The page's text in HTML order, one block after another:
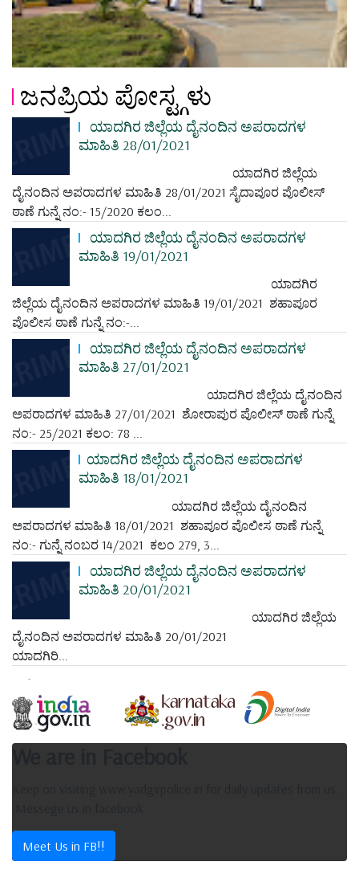
ಜನಪ್ರಿಯ ಪೋಸ್ಟ್ಗಳು
ಯಾದಗಿರ ಜಿಲ್ಲೆಯ ದೈನಂದಿನ ಅಪರಾದಗಳ
ಮಾಹಿತಿ 28/01/2021
ಯಾದಗಿರ ಜಿಲ್ಲೆಯ
ದೈನಂದಿನ ಅಪರಾದಗಳ ಮಾಹಿತಿ 28/01/2021 ಸೈದಾಪೂರ ಪೊಲೀಸ್
ಠಾಣೆ ಗುನ್ನೆ ನಂ:- 15/2020 ಕಲಂ...
ಯಾದಗಿರ ಜಿಲ್ಲೆಯ ದೈನಂದಿನ ಅಪರಾದಗಳ
ಮಾಹಿತಿ 19/01/2021
ಯಾದಗಿರ
ಜಿಲ್ಲೆಯ ದೈನಂದಿನ ಅಪರಾದಗಳ ಮಾಹಿತಿ 19/01/2021 ಶಹಾಪೂರ
ಪೊಲೀಸ ಠಾಣೆ ಗುನ್ನೆ ನಂ:-...
ಯಾದಗಿರ ಜಿಲ್ಲೆಯ ದೈನಂದಿನ ಅಪರಾದಗಳ
ಮಾಹಿತಿ 27/01/2021
ಯಾದಗಿರ ಜಿಲ್ಲೆಯ ದೈನಂದಿನ
ಅಪರಾದಗಳ ಮಾಹಿತಿ 27/01/2021 ಶೋರಾಪುರ ಪೊಲೀಸ್ ಠಾಣೆ ಗುನ್ನೆ
ನಂ:- 25/2021 ಕಲಂ: 78 ...
ಯಾದಗಿರ ಜಿಲ್ಲೆಯ ದೈನಂದಿನ ಅಪರಾದಗಳ
ಮಾಹಿತಿ 18/01/2021
ಯಾದಗಿರ ಜಿಲ್ಲೆಯ ದೈನಂದಿನ
ಅಪರಾದಗಳ ಮಾಹಿತಿ 18/01/2021 ಶಹಾಪೂರ ಪೊಲೀಸ ಠಾಣೆ ಗುನ್ನೆ
ನಂ:- ಗುನ್ನೆ ನಂಬರ 14/2021 ಕಲಂ 279, 3...
ಯಾದಗಿರ ಜಿಲ್ಲೆಯ ದೈನಂದಿನ ಅಪರಾದಗಳ
ಮಾಹಿತಿ 20/01/2021
ಯಾದಗಿರ ಜಿಲ್ಲೆಯ
ದೈನಂದಿನ ಅಪರಾದಗಳ ಮಾಹಿತಿ 20/01/2021
ಯಾದಗಿರಿ...
Meet Us in FB!!